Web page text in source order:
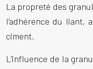
La propreté des
l’adhérence du
ciment.
L’influence de la